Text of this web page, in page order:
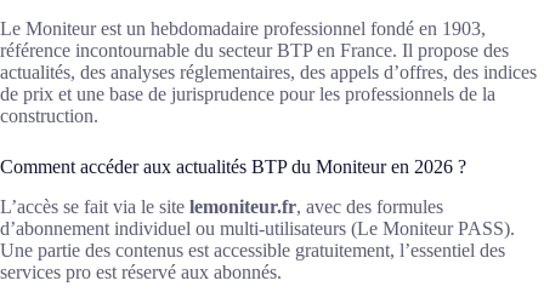
Le Moniteur est un hebdomadaire professionnel fondé en 1903,
référence incontournable du secteur BTP en France. Il propose des
actualités, des analyses réglementaires, des appels d’offres, des indices
de prix et une base de jurisprudence pour les professionnels de la
construction.
Comment accéder aux actualités BTP du Moniteur en 2026 ?
L’accès se fait via le site lemoniteur.fr, avec des formules
d’abonnement individuel ou multi-utilisateurs (Le Moniteur PASS).
Une partie des contenus est accessible gratuitement, l’essentiel des
services pro est réservé aux abonnés.